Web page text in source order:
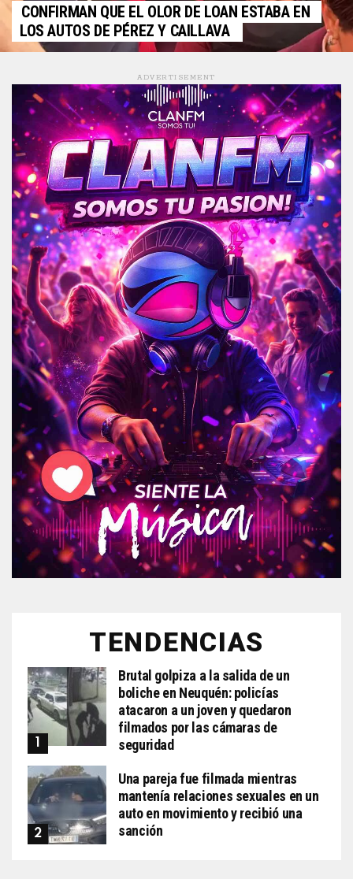
CONFIRMAN QUE EL OLOR DE LOAN ESTABA EN
LOS AUTOS DE PÉREZ Y CAILLAVA
ADVERTISEMENT
TENDENCIAS
Brutal golpiza a la salida de un
boliche en Neuquén: policías
atacaron a un joven y quedaron
filmados por las cámaras de
seguridad
Una pareja fue filmada mientras
mantenía relaciones sexuales en un
auto en movimiento y recibió una
sanción